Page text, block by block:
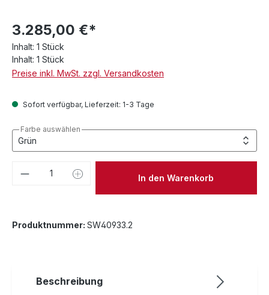
3.285,00 €*
Inhalt: 1 Stück
Inhalt: 1 Stück
Preise inkl. MwSt. zzgl. Versandkosten
Sofort verfügbar, Lieferzeit: 1-3 Tage
Farbe auswählen
Produkt Anzahl: Gib denIn den Warenkorb
Produktnummer: SW40933.2
Beschreibung